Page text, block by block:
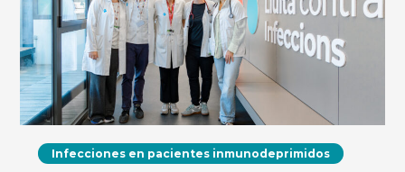
Infecciones en pacientes inmunodeprimidos